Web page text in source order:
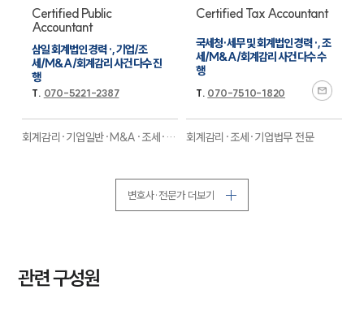
업무사례
주요 업무사례
사례분석/최신동향
법률정보
법률지식인
고객후기
업무분야
Certified Public
Accountant
삼일 회계법인 경력 ·, 기업/조
세/M&A/회계감리 사건 다수 진
행
T. 070-5221-2387
회계감리·기업일반·M&A·조세·관
Certified Tax Accountant
국세청·세무 및 회계법인 경력 ·, 조
세/M&A/회계감리 사건 다수 수
행
T. 070-7510-1820
회계감리·조세·기업법무전문
변호사·전문가 더보기
관련 구성원